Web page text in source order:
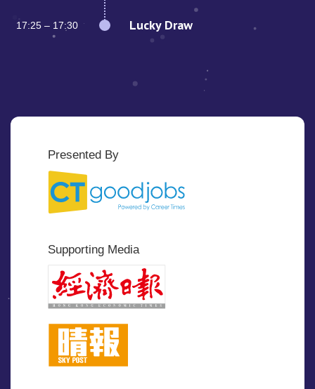
17:25 – 17:30 Lucky Draw
Presented By
Supporting Media